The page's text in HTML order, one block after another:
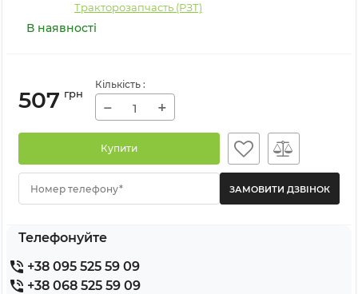
Тракторозапчасть (РЗТ)
В наявності
507 грн
Кількість :
− +
Купити
Номер телефону*
Телефонуйте
+38 095 525 59 09
+38 068 525 59 09